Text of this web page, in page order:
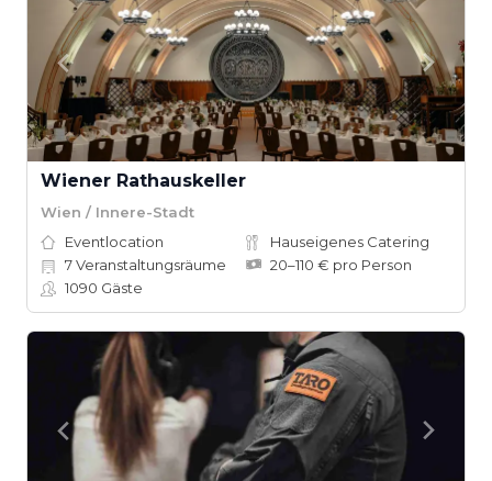
Wiener Rathauskeller
Wien / Innere-Stadt
Eventlocation
Hauseigenes Catering
7Veranstaltungsräume
20–110 € pro Person
1090 Gäste